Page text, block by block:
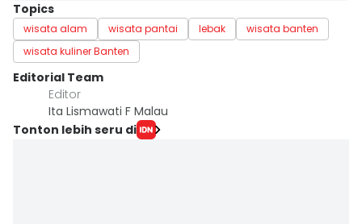
Topics
wisata alam wisata pantai lebak
wisata banten
wisata kuliner Banten
Editorial Team
Editor
Ita Lismawati F Malau
Tonton lebih seru di